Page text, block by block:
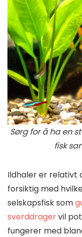
Sørg for å ha en
fisk
Ildhaler er relativt
forsiktig med
selskapsfisk som
sverddragervil
fungerer med